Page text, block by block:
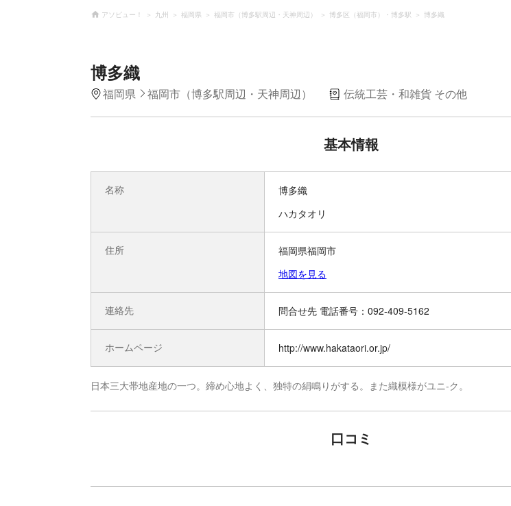
アソビュー！ 九州 福岡県 福岡市（博多駅周辺・天神周辺） 博多区（福岡市）・博多駅 博多織
博多織
福岡県 福岡市（博多駅周辺・天神周辺） 伝統工芸・和雑貨 その他
基本情報
名称
博多織
ハカタオリ
住所
福岡県福岡市
地図を見る
連絡先 問合せ先 電話番号：092-409-5162
ホームページ http://www.hakataori.or.jp/
日本三大帯地産地の一つ。締め心地よく、独特の絹鳴りがする。また織模様がユニ-ク。
口コミ